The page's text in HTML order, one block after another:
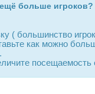
больше игроков?
( большинство
как можно
посещаемость